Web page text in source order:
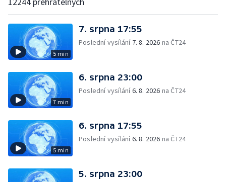
5 min
7. srpna 17:55
Poslední vysílání 7. 8. 2026 na ČT24
7 min
6. srpna 23:00
Poslední vysílání6. 8. 2026 na ČT24
5 min
6. srpna 17:55
Poslední vysílání6. 8. 2026 na ČT24
5. srpna 23:00